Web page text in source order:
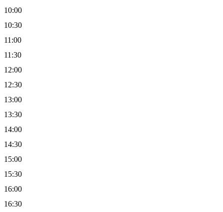
10:00
10:30
11:00
11:30
12:00
12:30
13:00
13:30
14:00
14:30
15:00
15:30
16:00
16:30